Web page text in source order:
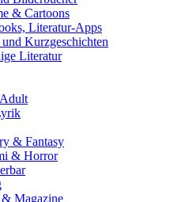
& Cartoons
Literatur-Apps
Kurzgeschichten
Literatur
& Fantasy
& Horror
Magazine